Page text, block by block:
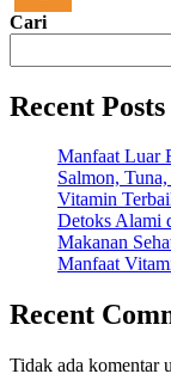
Cari
Recent Posts
Manfaat Luar
Salmon,
Vitamin
Detoks Alami
Makanan
Manfaat
Recent
Tidak ada komentar